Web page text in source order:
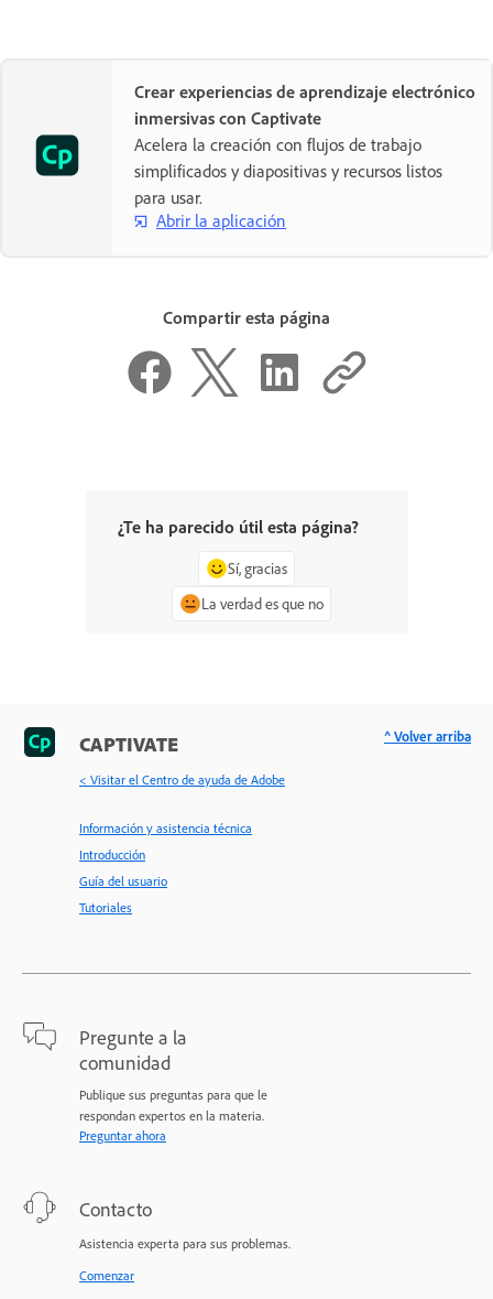
Crear experiencias de aprendizaje electrónico
inmersivas con Captivate
Acelera la creación con flujos de trabajo
simplificados y diapositivas y recursos listos
para usar.
Abrir la aplicación
Compartir esta página
¿Te ha parecido útil esta página?
Sí, gracias
La verdad es que no
CAPTIVATE
< Visitar el Centro de ayuda de Adobe
Información y asistencia técnica
Introducción
Guía del usuario
Tutoriales
Pregunte a la
comunidad
Publique sus preguntas para que le
respondan expertos en la materia.
Preguntar ahora
Contacto
Asistencia experta para sus problemas.
Comenzar
^ Volver arriba